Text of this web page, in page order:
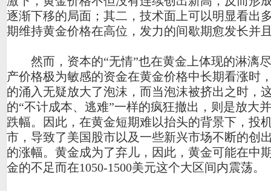
逐渐下移的局面；其二，技术面上可以明显看出
期维持黄金价格在高位，发力的间歇期愈发长并
然而，资本的“无情”也在黄金上体现的淋漓
产价格极为敏感的资金在黄金价格中长期看涨时
的涌入无疑放大了泡沫，而当泡沫被挤出之时，
的“不计成本、逃难”一样的疯狂撤出，则是放大
跌幅。因此，在黄金短期难以抬头的背景下，投
市，导致了美国股市以及一些新兴市场不断的创
的涨幅。黄金成为了弃儿，因此，黄金可能在中
金的不足而在1050-1500美元这个大区间内震荡。